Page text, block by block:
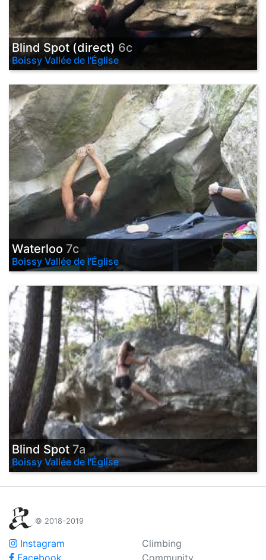
Blind Spot (direct) 6c
Boissy Vallée de l'Église
Waterloo 7c
Boissy Vallée de l'Église
Blind Spot 7a
Boissy Vallée de l'Église
© 2018-2019
Instagram
Climbing